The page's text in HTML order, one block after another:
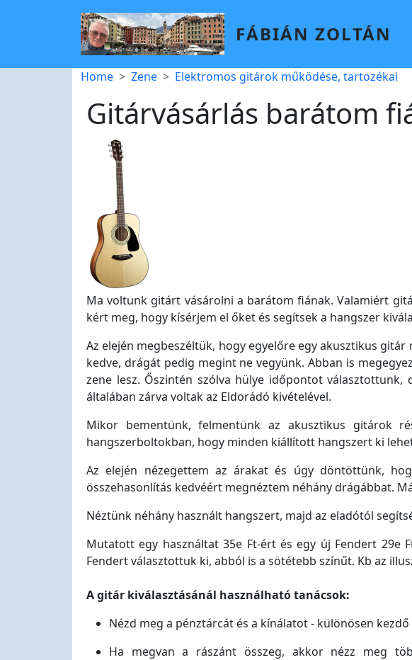
FÁBIÁN ZOLTÁN
Breadcrumb
Home Zene Elektromos gitárok működése, tartozékai
Gitárvásárlás barátom
Ma voltunk gitárt vásárolni a barátom fiának. Valamiért
kért meg, hogy kísérjem el őket és segítsek a hangszer
Az elején megbeszéltük, hogy egyelőre egy akusztikus
kedve, drágát pedig megint ne vegyünk. Abban is
zene lesz. Őszintén szólva hülye időpontot
általában zárva voltak az Eldorádó kivételével.
Mikor bementünk, felmentünk az akusztikus gitárok
hangszerboltokban, hogy minden kiállított hangszert ki
Az elején nézegettem az árakat és úgy döntöttünk,
összehasonlítás kedvéért megnéztem néhány drágábbat.
Néztünk néhány használt hangszert, majd az eladótól
Mutatott egy használtat 35e Ft-ért és egy új Fendert 29e
Fendert választottuk ki, abból is a sötétebb színűt. Kb az
A gitár kiválasztásánál használható tanácsok:
Nézd meg a pénztárcát és a kínálatot - különösen
Ha megvan a rászánt összeg, akkor nézz meg